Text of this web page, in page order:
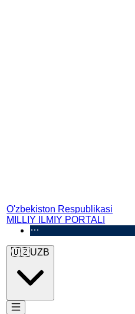
O'zbekiston Respublikasi
MILLIY ILMIY PORTALI
🇺🇿UZB